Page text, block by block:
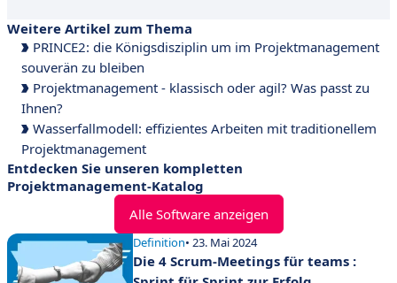
Weitere Artikel zum Thema
PRINCE2: die Königsdisziplin um im Projektmanagement
souverän zu bleiben
Projektmanagement - klassisch oder agil? Was passt zu
Ihnen?
Wasserfallmodell: effizientes Arbeiten mit traditionellem
Projektmanagement
Entdecken Sie unseren kompletten
Projektmanagement-Katalog
Alle Software anzeigen
Definition• 23. Mai 2024
Die 4 Scrum-Meetings für teams :